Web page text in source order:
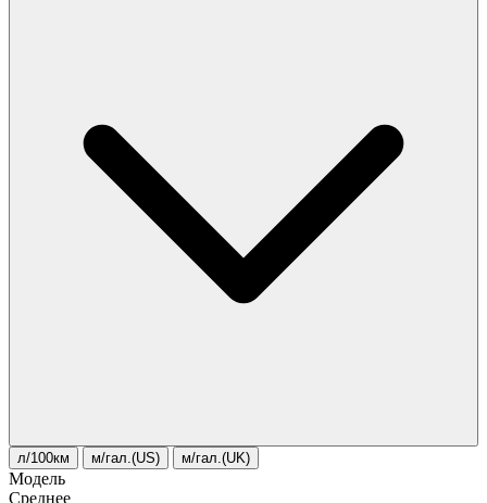
л/100км м/гал.(US) м/гал.(UK)
Модель
Среднее